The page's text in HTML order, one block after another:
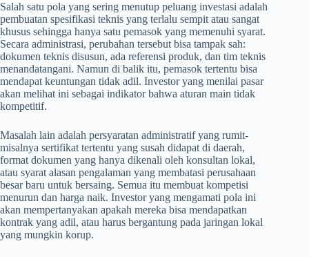
Salah satu pola yang sering menutup peluang investasi adalah
pembuatan spesifikasi teknis yang terlalu sempit atau sangat
khusus sehingga hanya satu pemasok yang memenuhi syarat.
Secara administrasi, perubahan tersebut bisa tampak sah:
dokumen teknis disusun, ada referensi produk, dan tim teknis
menandatangani. Namun di balik itu, pemasok tertentu bisa
mendapat keuntungan tidak adil. Investor yang menilai pasar
akan melihat ini sebagai indikator bahwa aturan main tidak
kompetitif.
Masalah lain adalah persyaratan administratif yang rumit-
misalnya sertifikat tertentu yang susah didapat di daerah,
format dokumen yang hanya dikenali oleh konsultan lokal,
atau syarat alasan pengalaman yang membatasi perusahaan
besar baru untuk bersaing. Semua itu membuat kompetisi
menurun dan harga naik. Investor yang mengamati pola ini
akan mempertanyakan apakah mereka bisa mendapatkan
kontrak yang adil, atau harus bergantung pada jaringan lokal
yang mungkin korup.